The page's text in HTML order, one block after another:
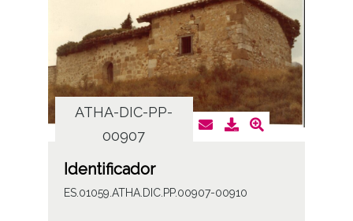
ATHA-DIC-PP-
00907
Identificador
ES.01059.ATHA.DIC.PP.00907-00910